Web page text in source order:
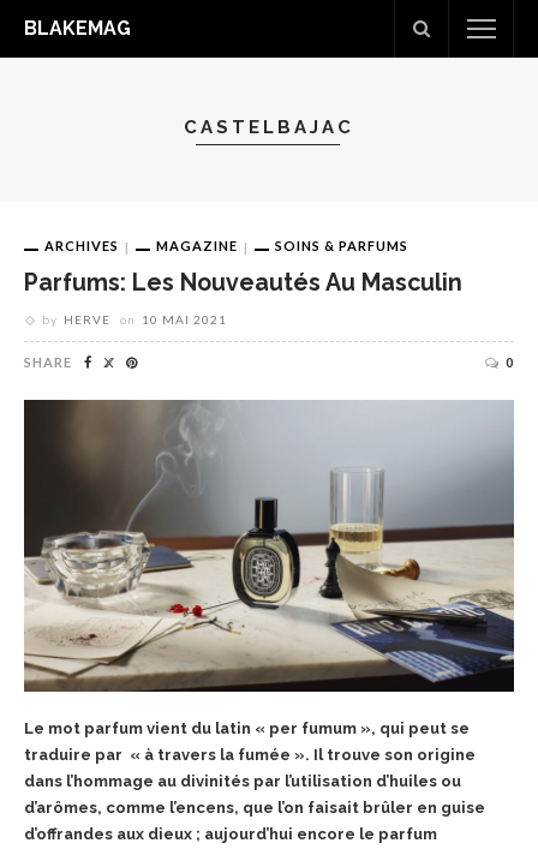
BLAKEMAG
CASTELBAJAC
ARCHIVES MAGAZINE SOINS & PARFUMS
Parfums: Les Nouveautés Au Masculin
by HERVE on 10 MAI 2021
SHARE 0
Le mot parfum vient du latin « per fumum », qui peut se
traduire par « à travers la fumée ». Il trouve son origine
dans l’hommage au divinités par l’utilisation d’huiles ou
d’arômes, comme l’encens, que l’on faisait brûler en guise
d’offrandes aux dieux ; aujourd’hui encore le parfum